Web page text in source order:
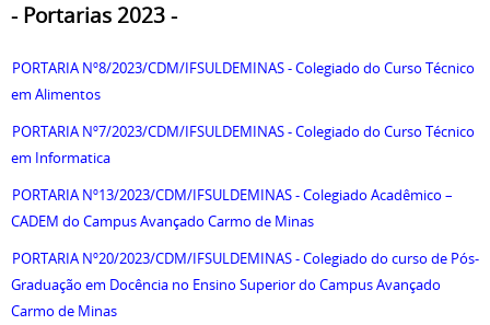
- Portarias 2023 -
PORTARIA Nº8/2023/CDM/IFSULDEMINAS - Colegiado do Curso Técnico
em Alimentos
PORTARIA Nº7/2023/CDM/IFSULDEMINAS - Colegiado do Curso Técnico
em Informatica
PORTARIA Nº13/2023/CDM/IFSULDEMINAS - Colegiado Acadêmico –
CADEM do Campus Avançado Carmo de Minas
PORTARIA Nº20/2023/CDM/IFSULDEMINAS - Colegiado do curso de Pós-
Graduação em Docência no Ensino Superior do Campus Avançado
Carmo de Minas